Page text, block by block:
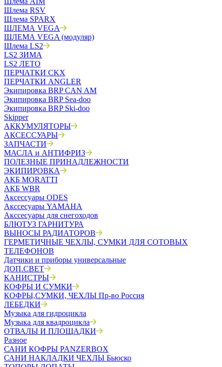
Шлема RSV
Шлема SPARX
ШЛЕМА VEGA
ШЛЕМА VEGA (модуляр)
Шлема LS2
LS2 ЗИМА
LS2 ЛЕТО
ПЕРЧАТКИ CKX
ПЕРЧАТКИ ANGLER
Экипировка BRP CAN AM
Экипировка BRP Sea-doo
Экипировка BRP Ski-doo
Skipper
АККУМУЛЯТОРЫ
АКСЕССУАРЫ
ЗАПЧАСТИ
МАСЛА и АНТИФРИЗ
ПОЛЕЗНЫЕ ПРИНАДЛЕЖНОСТИ
ЭКИПИРОВКА
АКБ MORATTI
АКБ WBR
Аксессуары ODES
Акссесуары YAMAHA
Акссесуары для снегоходов
БЛЮТУЗ ГАРНИТУРА
ВЫНОСЫ РАДИАТОРОВ
ГЕРМЕТИЧНЫЕ ЧЕХЛЫ, СУМКИ ДЛЯ СОТОВЫХ
ТЕЛЕФОНОВ
Датчики и приборы универсальные
ДОП.СВЕТ
КАНИСТРЫ
КОФРЫ И СУМКИ
КОФРЫ,СУМКИ, ЧЕХЛЫ Пр-во Россия
ЛЕБЕДКИ
Музыка для гидроцикла
Музыка для квадроцикла
ОТВАЛЫ И ПЛОЩАДКИ
Разное
САНИ КОФРЫ PANZERBOX
САНИ НАКЛАДКИ ЧЕХЛЫ Бьюско